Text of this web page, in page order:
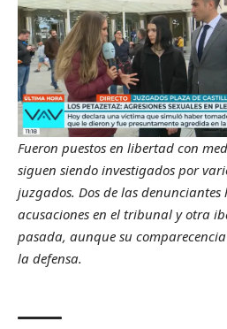
Fueron puestos en libertad con
siguen siendo investigados por
juzgados. Dos de las
acusaciones en el tribunal y otra
pasada, aunque su
la defensa.